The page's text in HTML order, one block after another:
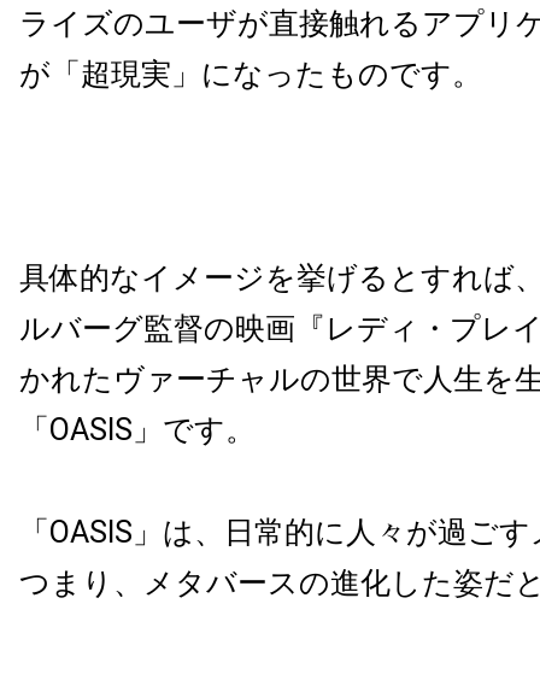
ライズのユーザが直接触れるアプリ
が「超現実」になったものです。
具体的なイメージを挙げるとすれば
ルバーグ監督の映画『レディ・プレ
かれたヴァーチャルの世界で人生を
「OASIS」です。
「OASIS」は、日常的に人々が過ご
つまり、メタバースの進化した姿だ